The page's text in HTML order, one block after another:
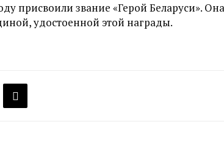
присвоили звание «Герой Беларуси».
удостоенной этой награды.